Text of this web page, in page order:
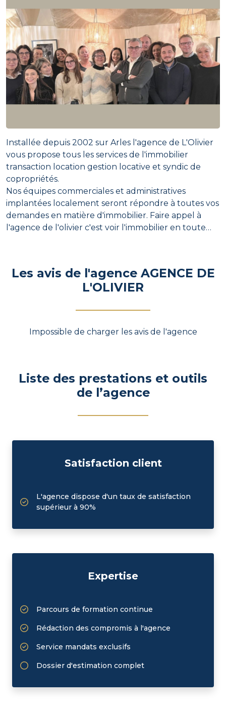
Installée depuis 2002 sur Arles l'agence de L'Olivier
vous propose tous les services de l'immobilier
transaction location gestion locative et syndic de
copropriétés.
Nos équipes commerciales et administratives
implantées localement seront répondre à toutes vos
demandes en matière d'immobilier. Faire appel à
l'agence de l'olivier c'est voir l'immobilier en toute
Les avis de l'agence AGENCE DE
L'OLIVIER
Impossible de charger les avis de l'agence
Liste des prestations et outils
de l’agence
Satisfaction client
L'agence dispose d'un taux de satisfaction
supérieur à 90%
Expertise
Parcours de formation continue
Rédaction des compromis à l'agence
Service mandats exclusifs
Dossier d'estimation complet